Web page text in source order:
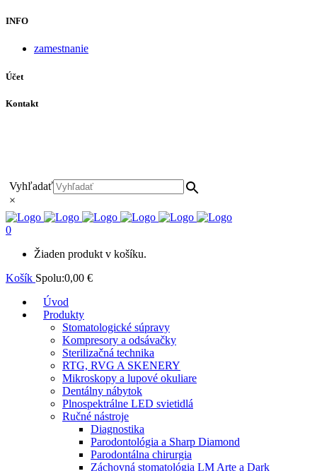
INFO
zamestnanie
Účet
Kontakt
Vyhľadať
×
0
Žiaden produkt v košíku.
Košík Spolu:0,00 €
Úvod
Produkty
Stomatologické súpravy
Kompresory a odsávačky
Sterilizačná technika
RTG, RVG A SKENERY
Mikroskopy a lupové okuliare
Dentálny nábytok
Plnospektrálne LED svietidlá
Ručné nástroje
Diagnostika
Parodontológia a Sharp Diamond
Parodontálna chirurgia
Záchovná stomatológia LM Arte a Dark